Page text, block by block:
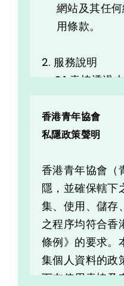
網站及其任
用條款。
2. 服務說明
2.1 青協透過
活動；所有已登
入後可於本網站
2.2 網上活動
後，即表示有關
正式確認，有關
如報名人數不足
動的權利，以確
香港青年協會
私隱政策聲明
香港青年協會（
隱，並確保轄下
集、使用、儲存
之程序均符合香
條例》的要求。
集個人資料的政
下在使用青協及